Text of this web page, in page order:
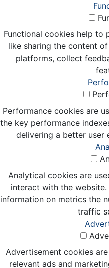
Functional cookies help
like sharing the content
platforms, collect
Performance cookies are
the key performance
delivering a better user
Analytical cookies are
interact with the
information on metrics the
traffic
Advertisement cookies
relevant ads and